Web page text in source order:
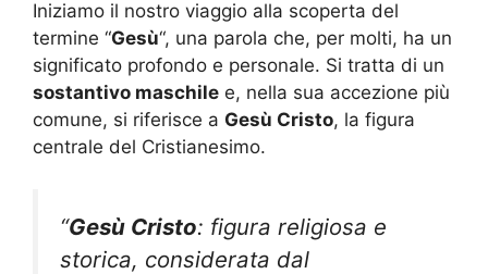
Iniziamo il nostro viaggio alla scoperta del
termine “Gesù“, una parola che, per molti, ha un
significato profondo e personale. Si tratta di un
sostantivo maschile e, nella sua accezione più
comune, si riferisce a Gesù Cristo, la figura
centrale del Cristianesimo.
“Gesù Cristo: figura religiosa e
storica, considerata dal